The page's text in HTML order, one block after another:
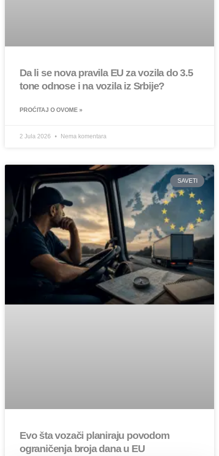
Da li se nova pravila EU za vozila do 3.5
tone odnose i na vozila iz Srbije?
PROĆITAJ O OVOME »
2 Jula 2026 Nema komentara
SAVETI
Evo šta vozači planiraju povodom
ograničenja broja dana u EU